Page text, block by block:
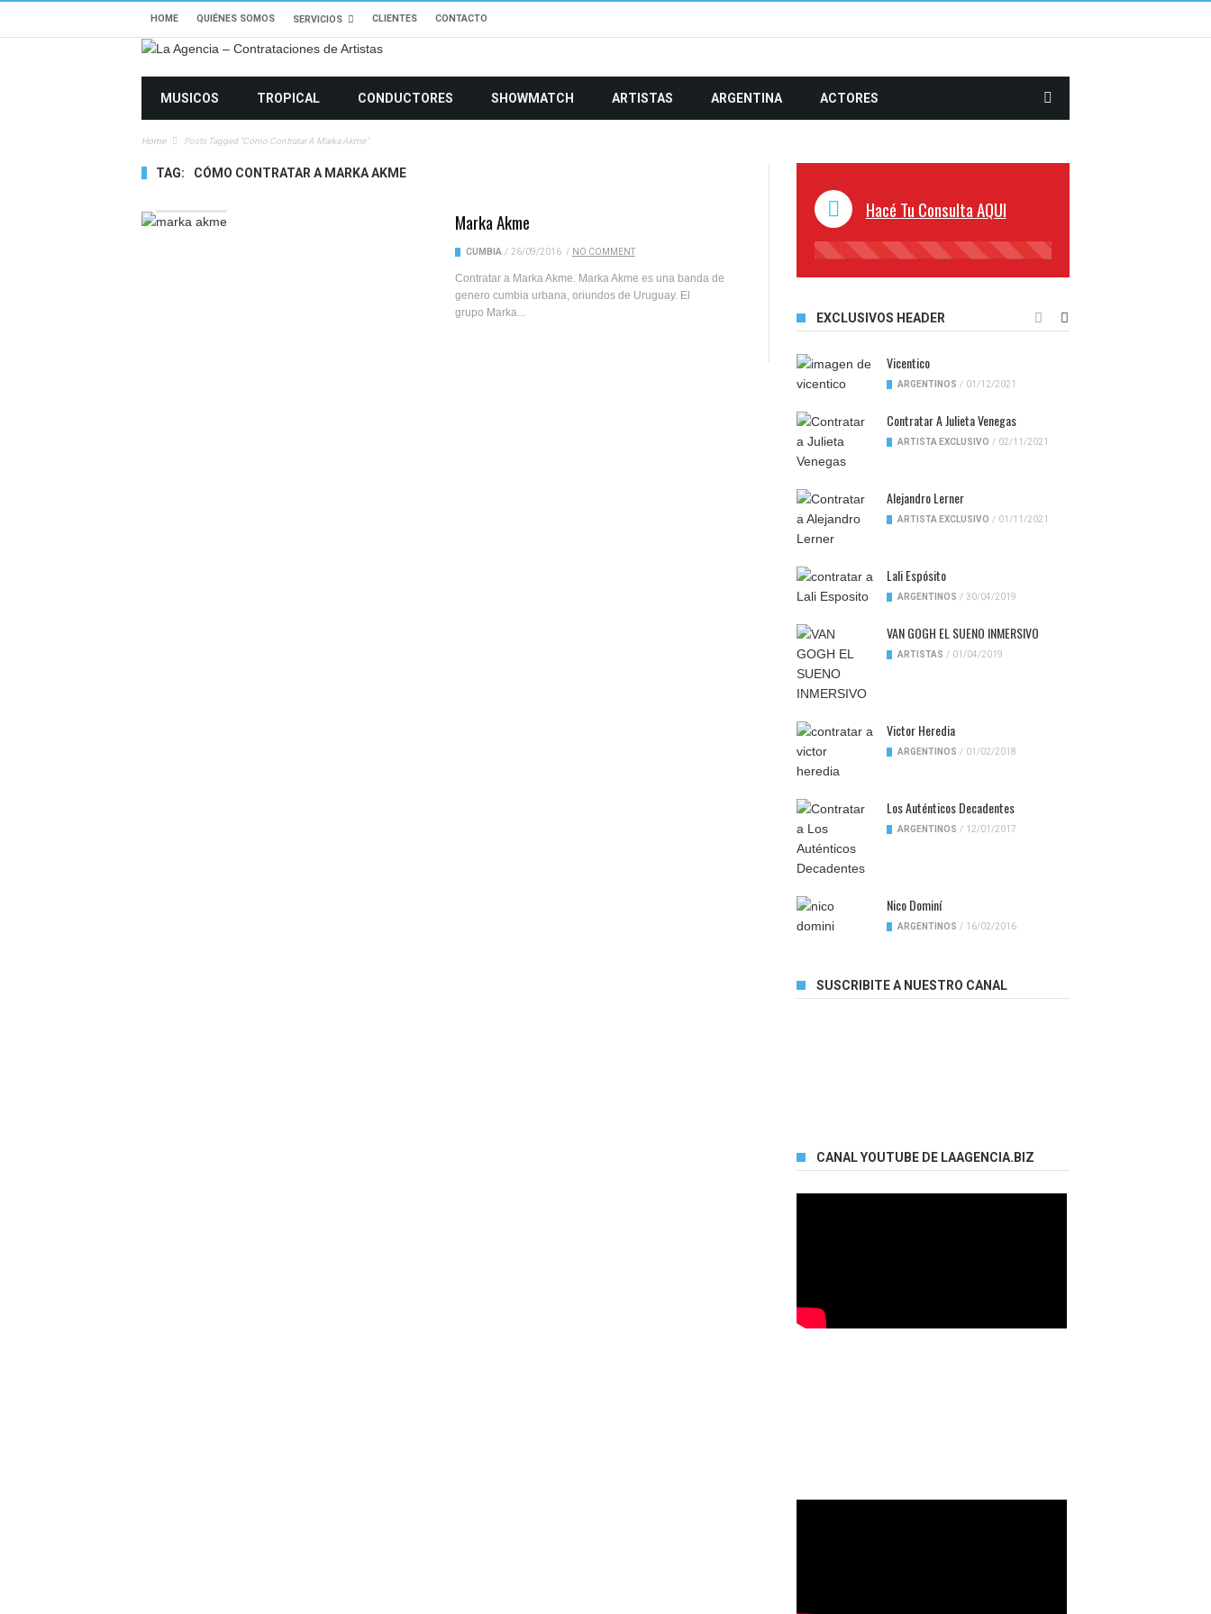
HOME QUIÉNES SOMOS SERVICIOS CLIENTES CONTACTO
MUSICOS TROPICAL CONDUCTORES SHOWMATCH ARTISTAS ARGENTINA ACTORES
Home Posts Tagged "Cómo Contratar A Marka Akme"
TAG: CÓMO CONTRATAR A MARKA AKME
Marka Akme
CUMBIA / 26/09/2016 / NO COMMENT
Contratar a Marka Akme. Marka Akme es una banda de
genero cumbia urbana, oriundos de Uruguay. El
grupo Marka...
Hacé Tu Consulta AQUI
45%
EXCLUSIVOS HEADER
Vicentico
ARGENTINOS / 01/12/2021
Contratar A Julieta Venegas
ARTISTA EXCLUSIVO / 02/11/2021
Alejandro Lerner
ARTISTA EXCLUSIVO / 01/11/2021
Lali Espósito
ARGENTINOS / 30/04/2019
VAN GOGH EL SUENO INMERSIVO
ARTISTAS / 01/04/2019
Victor Heredia
ARGENTINOS / 01/02/2018
Los Auténticos Decadentes
ARGENTINOS / 12/01/2017
Nico Dominí
ARGENTINOS / 16/02/2016
SUSCRIBITE A NUESTRO CANAL
CANAL YOUTUBE DE LAAGENCIA.BIZ